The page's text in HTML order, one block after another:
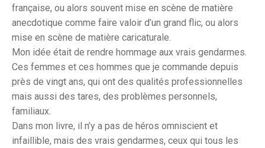
française, ou alors souvent mise en scène de matière
anecdotique comme faire valoir d’un grand flic, ou alors
mise en scène de matière caricaturale.
Mon idée était de rendre hommage aux vrais gendarmes.
Ces femmes et ces hommes que je commande depuis
près de vingt ans, qui ont des qualités professionnelles
mais aussi des tares, des problèmes personnels,
familiaux.
Dans mon livre, il n’y a pas de héros omniscient et
infaillible, mais des vrais gendarmes, ceux qui tous les